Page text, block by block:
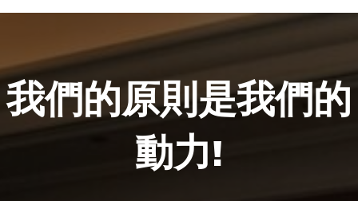
我們的原則是我們的
動力!